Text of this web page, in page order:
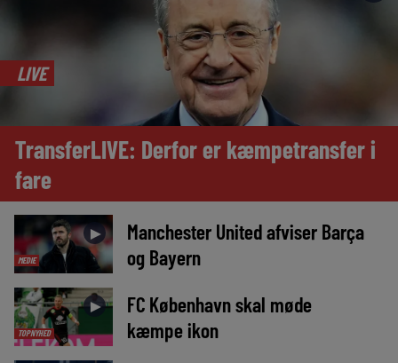
LIVE
TransferLIVE: Derfor er kæmpetransfer i
fare
MEDIE
►
Manchester United afviser Barça
og Bayern
TOPNYHED
►
FC København skal møde
kæmpe ikon